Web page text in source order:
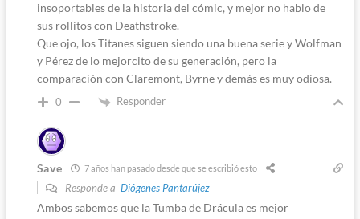
insoportables de la historia del cómic, y mejor no hablo de
sus rollitos con Deathstroke.
Que ojo, los Titanes siguen siendo una buena serie y Wolfman
y Pérez de lo mejorcito de su generación, pero la
comparación con Claremont, Byrne y demás es muy odiosa.
0 Responder
Save 7 años han pasado desde que se escribió esto
Responde a Diógenes Pantarújez
Ambos sabemos que la Tumba de Drácula es mejor